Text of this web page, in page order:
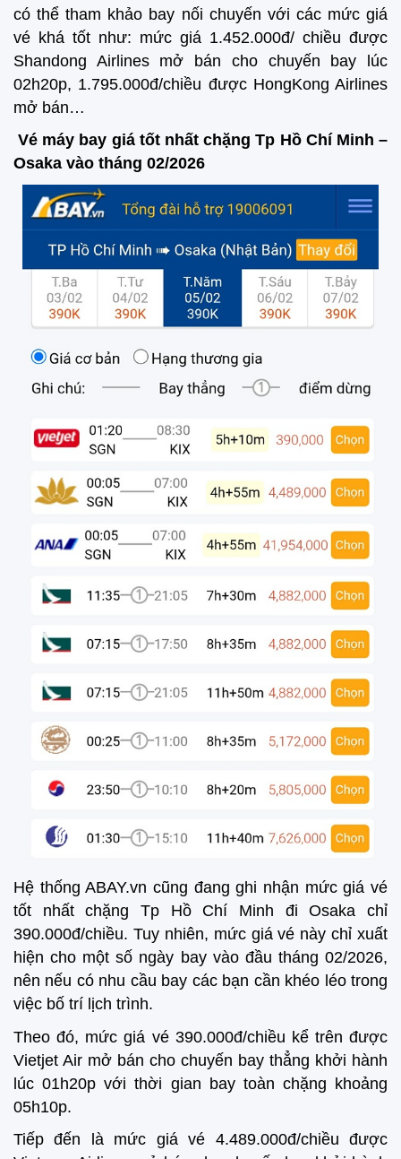
có thể tham khảo bay nối chuyến với các mức giá
vé khá tốt như: mức giá 1.452.000đ/ chiều được
Shandong Airlines mở bán cho chuyến bay lúc
02h20p, 1.795.000đ/chiều được HongKong Airlines
mở bán…
Vé máy bay giá tốt nhất chặng Tp Hồ Chí Minh –
Osaka vào tháng 02/2026
Hệ thống ABAY.vn cũng đang ghi nhận mức giá vé
tốt nhất chặng Tp Hồ Chí Minh đi Osaka chỉ
390.000đ/chiều. Tuy nhiên, mức giá vé này chỉ xuất
hiện cho một số ngày bay vào đầu tháng 02/2026,
nên nếu có nhu cầu bay các bạn cần khéo léo trong
việc bố trí lịch trình.
Theo đó, mức giá vé 390.000đ/chiều kể trên được
Vietjet Air mở bán cho chuyến bay thẳng khởi hành
lúc 01h20p với thời gian bay toàn chặng khoảng
05h10p.
Tiếp đến là mức giá vé 4.489.000đ/chiều được